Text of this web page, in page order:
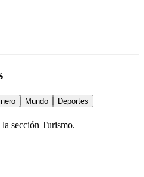
Mundo
Deportes
sección Turismo.